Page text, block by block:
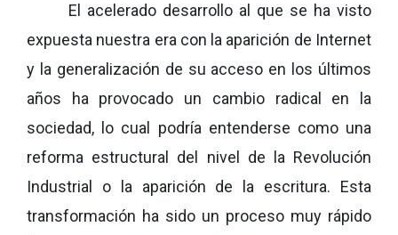
El acelerado desarrollo al que se ha visto
expuesta nuestra era con la aparición de Internet
y la generalización de su acceso en los últimos
años ha provocado un cambio radical en la
sociedad, lo cual podría entenderse como una
reforma estructural del nivel de la Revolución
Industrial o la aparición de la escritura. Esta
transformación ha sido un proceso muy rápido